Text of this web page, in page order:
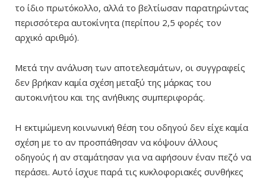
το ίδιο πρωτόκολλο, αλλά το βελτίωσαν παρατηρώντας
περισσότερα αυτοκίνητα (περίπου 2,5 φορές τον
αρχικό αριθμό).
Μετά την ανάλυση των αποτελεσμάτων, οι συγγραφείς
δεν βρήκαν καμία σχέση μεταξύ της μάρκας του
αυτοκινήτου και της ανήθικης συμπεριφοράς.
Η εκτιμώμενη κοινωνική θέση του οδηγού δεν είχε καμία
σχέση με το αν προσπάθησαν να κόψουν άλλους
οδηγούς ή αν σταμάτησαν για να αφήσουν έναν πεζό να
περάσει. Αυτό ίσχυε παρά τις κυκλοφοριακές συνθήκες